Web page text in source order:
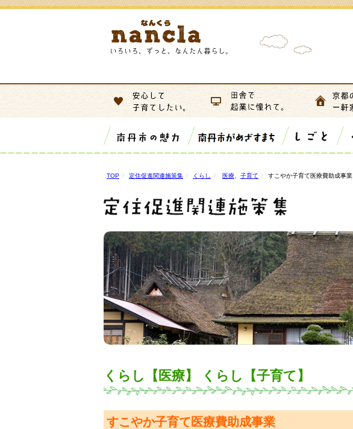
TOP 定住促進関連施策集 くらし 医療 子育て すこやか子育て医療費助成事業
くらし【医療】 くらし【子育て】
すこやか子育て医療費助成事業